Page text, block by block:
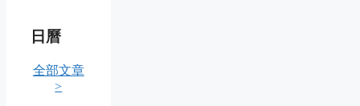
日曆
全部文章
>